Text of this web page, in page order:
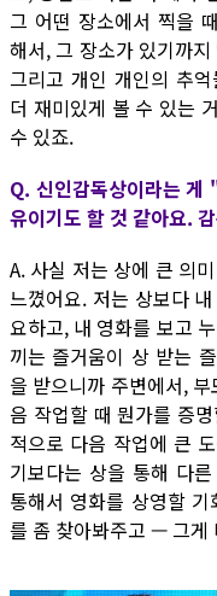
그 어떤 장소에서 찍을
해서, 그 장소가 있기까
그리고 개인 개인의 추
더 재미있게 볼 수 있는
수 있죠.
Q. 신인감독상이라는
유이기도 할 것 같아요.
A. 사실 저는 상에 큰 의
느꼈어요. 저는 상보다
요하고, 내 영화를 보고
끼는 즐거움이 상 받는
을 받으니까 주변에서,
음 작업할 때 뭔가를 증
적으로 다음 작업에 큰
기보다는 상을 통해 다
통해서 영화를 상영할
를 좀 찾아봐주고 — 그게